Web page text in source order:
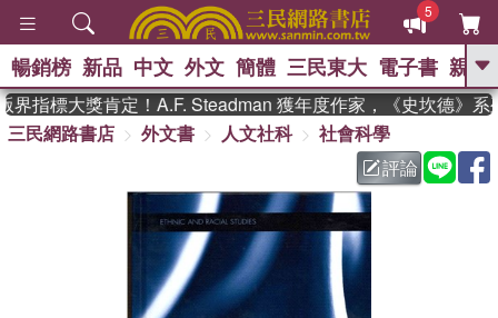
5
GO
熱搜： 東野圭吾 、 高希均教授回憶錄
父親節 、 如果歷
暑期推薦 、 國際布克
獎 臺灣漫遊錄
、 方念華
登輝時代 、 數學女孩：黎曼猜想
偉大的迷走神經
暢銷榜 新品 中文 外文 簡體 三民東大 電子書 親子
指標大獎肯定！A.F. Steadman 獲年度作家，《史坎德》系
三民網路書店
外文書 人文社科
社會科學
評論